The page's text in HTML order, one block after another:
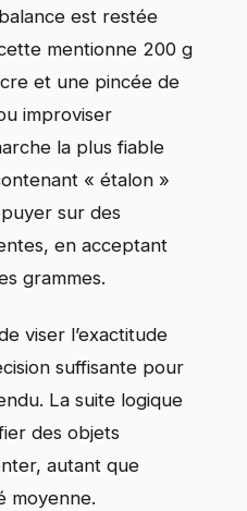
est restée
mentionne 200 g
et une pincée de
improviser
la plus fiable
« étalon »
sur des
en acceptant
grammes.
viser l’exactitude
suffisante pour
La suite logique
des objets
autant que
moyenne.